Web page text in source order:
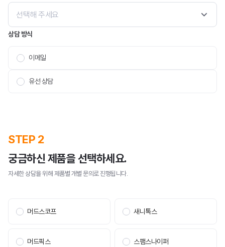
메일세이퍼
스팸메일 동향 분석
홍보영상
선택해 주세요
상담 방식
이메일
유선 상담
STEP 2
궁금하신 제품을 선택하세요.
자세한 상담을 위해 제품별 개별 문의로 진행됩니다.
머드스코프 새니톡스
머드픽스 스팸스나이퍼